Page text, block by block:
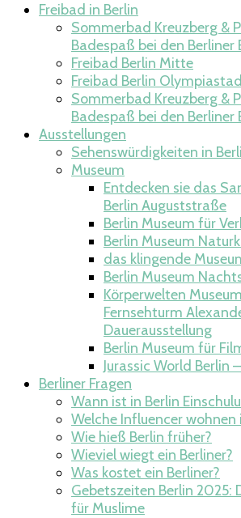
Freibad in Berlin
Sommerbad Kreuzberg &
Badespaß bei den Berliner
Freibad Berlin Mitte​
Freibad Berlin
Sommerbad Kreuzberg &
Badespaß bei den Berliner
Ausstellungen
Sehenswürdigkeiten in
Museum
Entdecken sie das
Berlin Auguststraße
Berlin Museum für
Berlin Museum
das klingende
Berlin Museum
Körperwelten
Fernsehturm
Dauerausstellung
Berlin Museum für
Jurassic World Berlin
Berliner Fragen
Wann ist in Berlin
Welche Influencer wohnen
Wie hieß Berlin früher?
Wieviel wiegt ein Berliner​?
Was kostet ein Berliner?
Gebetszeiten Berlin 2025:
für Muslime